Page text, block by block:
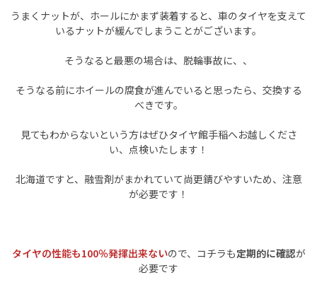
うまくナットが、ホールにかまず装着すると、車のタイヤを支えて
いるナットが緩んでしまうことがございます。
そうなると最悪の場合は、脱輪事故に、、
そうなる前にホイールの腐食が進んでいると思ったら、交換する
べきです。
見てもわからないという方はぜひタイヤ館手稲へお越しくださ
い、点検いたします！
北海道ですと、融雪剤がまかれていて尚更錆びやすいため、注意
が必要です！
タイヤの性能も100％発揮出来ないので、コチラも定期的に確認が
必要です